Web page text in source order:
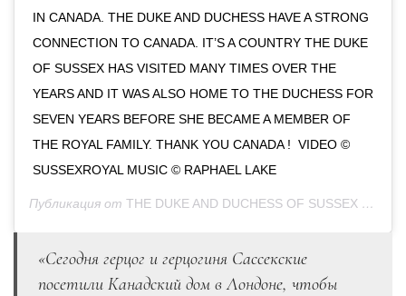
IN CANADA. THE DUKE AND DUCHESS HAVE A STRONG
CONNECTION TO CANADA. IT’S A COUNTRY THE DUKE
OF SUSSEX HAS VISITED MANY TIMES OVER THE
YEARS AND IT WAS ALSO HOME TO THE DUCHESS FOR
SEVEN YEARS BEFORE SHE BECAME A MEMBER OF
THE ROYAL FAMILY. THANK YOU CANADA ! VIDEO ©
SUSSEXROYAL MUSIC © RAPHAEL LAKE
Публикация от THE DUKE AND DUCHESS OF SUSSEX
«Сегодня герцог и герцогиня Сассекские
посетили Канадский дом в Лондоне, чтобы